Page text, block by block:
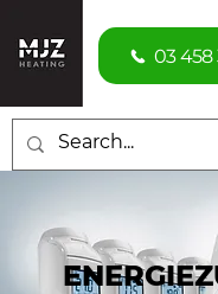
03 458